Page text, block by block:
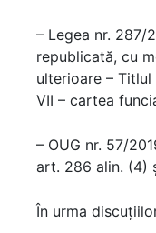
– Legea nr. 287/
republicată, cu
ulterioare –
VII – cartea
– OUG nr. 57/
art. 286 alin. (4)
În urma